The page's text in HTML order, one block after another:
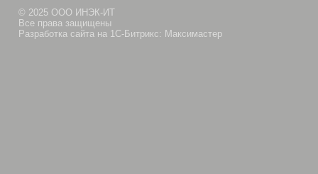
© 2025 ООО ИНЭК-ИТ
Все права защищены
Разработка сайта на 1С-Битрикс: Максимастер